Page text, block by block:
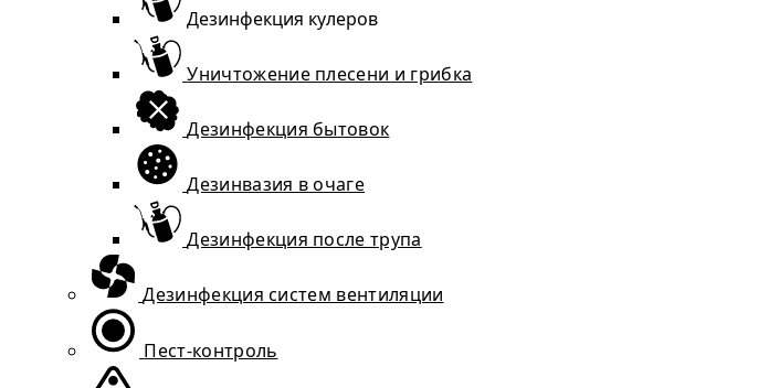
Дезинфекция кулеров
Уничтожение плесени и грибка
Дезинфекция бытовок
Дезинвазия в очаге
Дезинфекция после трупа
Дезинфекция систем вентиляции
Пест-контроль